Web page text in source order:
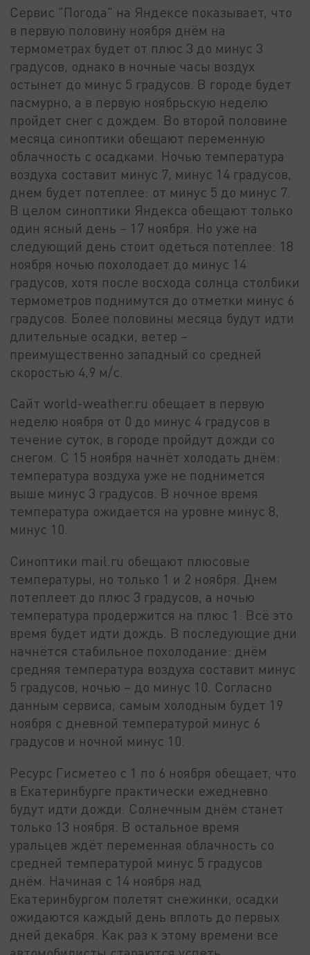
Сервис "Погода" на Яндексе показывает, что
в первую половину ноября днём на
термометрах будет от плюс 3 до минус 3
градусов, однако в ночные часы воздух
остынет до минус 5 градусов. В городе будет
пасмурно, а в первую ноябрьскую неделю
пройдет снег с дождем. Во второй половине
месяца синоптики обещают переменную
облачность с осадками. Ночью температура
воздуха составит минус 7, минус 14 градусов,
днем будет потеплее: от минус 5 до минус 7.
В целом синоптики Яндекса обещают только
один ясный день – 17 ноября. Но уже на
следующий день стоит одеться потеплее: 18
ноября ночью похолодает до минус 14
градусов, хотя после восхода солнца столбики
термометров поднимутся до отметки минус 6
градусов. Более половины месяца будут идти
длительные осадки, ветер –
преимущественно западный со средней
скоростью 4,9 м/с.
Сайт world-weather.ru обещает в первую
неделю ноября от 0 до минус 4 градусов в
течение суток, в городе пройдут дожди со
снегом. С 15 ноября начнёт холодать днём:
температура воздуха уже не поднимется
выше минус 3 градусов. В ночное время
температура ожидается на уровне минус 8,
минус 10.
Синоптики mail.ru обещают плюсовые
температуры, но только 1 и 2 ноября. Днем
потеплеет до плюс 3 градусов, а ночью
температура продержится на плюс 1. Всё это
время будет идти дождь. В последующие дни
начнётся стабильное похолодание: днём
средняя температура воздуха составит минус
5 градусов, ночью – до минус 10. Согласно
данным сервиса, самым холодным будет 19
ноября с дневной температурой минус 6
градусов и ночной минус 10.
Ресурс Гисметео с 1 по 6 ноября обещает, что
в Екатеринбурге практически ежедневно
будут идти дожди. Солнечным днём станет
только 13 ноября. В остальное время
уральцев ждёт переменная облачность со
средней температурой минус 5 градусов
днём. Начиная с 14 ноября над
Екатеринбургом полетят снежинки, осадки
ожидаются каждый день вплоть до первых
дней декабря. Как раз к этому времени все